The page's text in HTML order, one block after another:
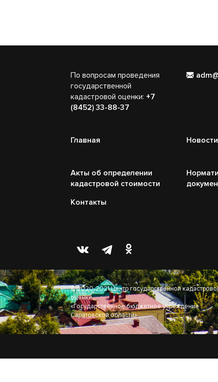
По вопросам проведения
государственной
кадастровой оценки: +7
(8452) 33-88-37
Главная Новости
Акты об определении
кадастровой стоимости
Контакты
© 2020-2021 Центр государственной
оценки
«Государственное бюджетное учреждение
Саратовской области»